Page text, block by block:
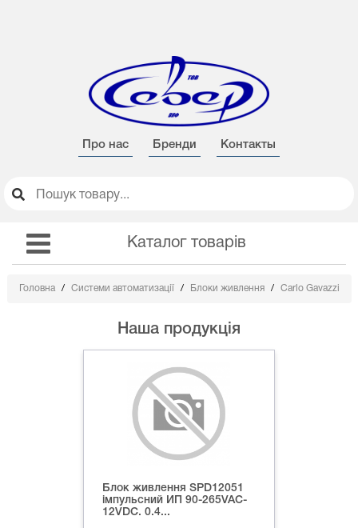
Про нас Бренди Контакты
Каталог товарів
Головна Системи автоматизації Блоки живлення Carlo Gavazzi
Наша продукція
Блок живлення SPD12051
імпульсний ИП 90-265VAC-
12VDC. 0.4...